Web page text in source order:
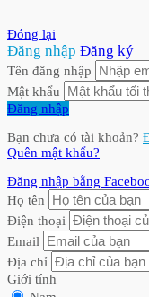
Đóng lại
Đăng nhập Đăng ký
Tên đăng nhập
Mật khẩu
Đăng nhập
Bạn chưa có tài khoản?
Quên mật khẩu?
Đăng nhập bằng
Họ tên
Điện thoại
Email
Địa chỉ
Giới tính